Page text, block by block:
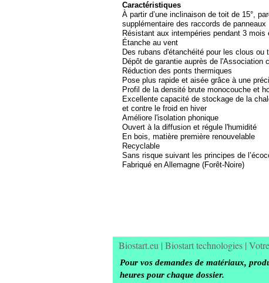
Caractéristiques
À partir d’une inclinaison de toit de 15°,
supplémentaire des raccords de panneaux
Résistant aux intempéries pendant 3
Étanche au vent
Des rubans d'étanchéité pour les clous
Dépôt de garantie auprès de l'Association
Réduction des ponts thermiques
Pose plus rapide et aisée grâce à une
Profil de la densité brute monocouche et
Excellente capacité de stockage de la
et contre le froid en hiver
Améliore l'isolation phonique
Ouvert à la diffusion et régule l'humidité
En bois, matière première renouvelable
Recyclable
Sans risque suivant les principes de
Fabriqué en Allemagne (Forêt-Noire)
Pour vos demandes de matériaux,
heures pour chaque dossier.
Biostart.eu | Biostart technologies |